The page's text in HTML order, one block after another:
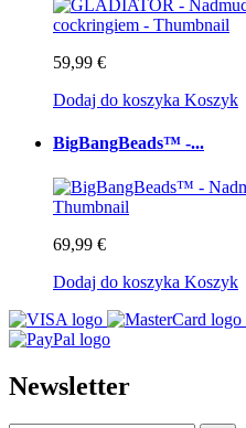
59,99 €
Dodaj do koszyka Koszyk
BigBangBeads™ -...
69,99 €
Dodaj do koszyka Koszyk
Newsletter